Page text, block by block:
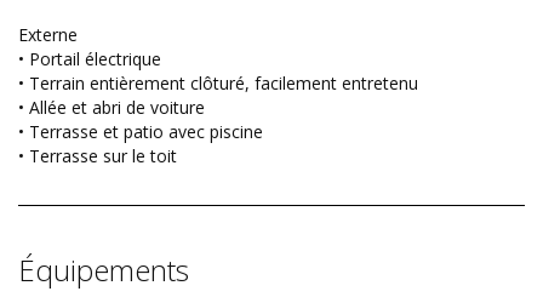
Externe
• Portail électrique
• Terrain entièrement clôturé, facilement entretenu
• Allée et abri de voiture
• Terrasse et patio avec piscine
• Terrasse sur le toit
Équipements